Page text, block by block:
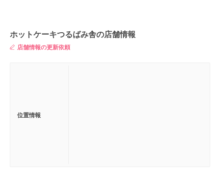
ホットケーキつるばみ舎の店舗情報
店舗情報の更新依頼
位置情報